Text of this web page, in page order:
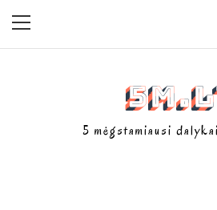
5 mėgstamiausi